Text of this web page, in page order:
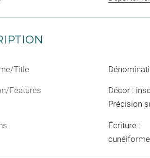
Title
Features
Décor :
Précision
Écriture :
cunéiforme